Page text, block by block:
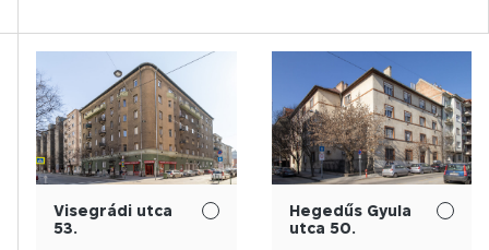
Visegrádi utca
53.
Hegedűs Gyula
utca 50.